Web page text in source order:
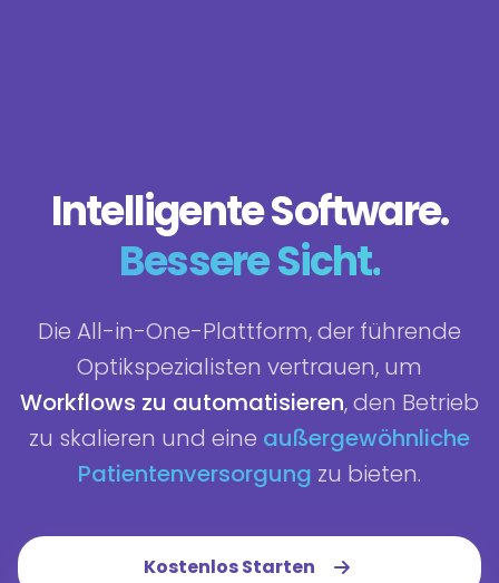
Intelligente Software.
Bessere Sicht.
Die All-in-One-Plattform, der führende
Optikspezialisten vertrauen, um
Workflows zu automatisieren, den Betrieb
zu skalieren und eine außergewöhnliche
Patientenversorgung zu bieten.
Kostenlos Starten